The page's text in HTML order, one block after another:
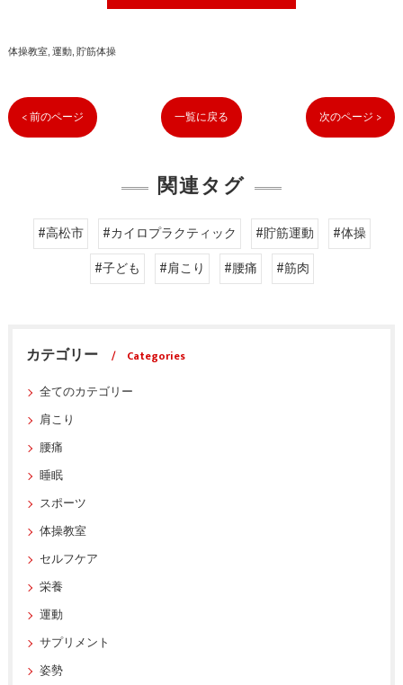
体操教室 運動 貯筋体操
< 前のページ 一覧に戻る 次のページ >
関連タグ
#高松市 #カイロプラクティック #貯筋運動
#体操
#子ども
#肩こり #腰痛 #筋肉
カテゴリー
Categories
全てのカテゴリー
肩こり
腰痛
睡眠
スポーツ
体操教室
セルフケア
栄養
運動
サプリメント
姿勢